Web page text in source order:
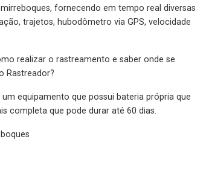
fornecendo em tempo real diversas
trajetos, hubodômetro via GPS, velocidade
realizar o rastreamento e saber onde se
Rastreador?
equipamento que possui bateria própria que
completa que pode durar até 60 dias.